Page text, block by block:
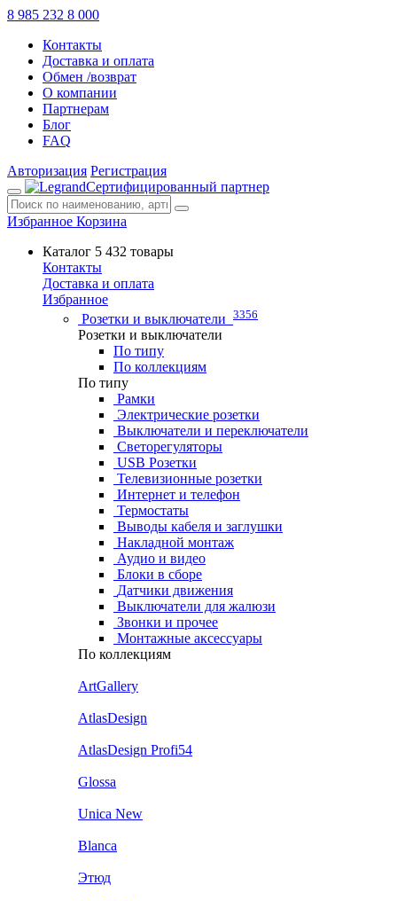
8 985 232 8 000
Контакты
Доставка и оплата
Обмен /возврат
О компании
Партнерам
Блог
FAQ
Авторизация Регистрация
Сертифицированный партнер
Избранное Корзина
Каталог 5 432 товары
Контакты
Доставка и оплата
Избранное
Розетки и выключатели 3356
Розетки и выключатели
По типу
По коллекциям
По типу
Рамки
Электрические розетки
Выключатели и переключатели
Светорегуляторы
USB Розетки
Телевизионные розетки
Интернет и телефон
Термостаты
Выводы кабеля и заглушки
Накладной монтаж
Аудио и видео
Блоки в сборе
Датчики движения
Выключатели для жалюзи
Звонки и прочее
Монтажные аксессуары
По коллекциям
ArtGallery
AtlasDesign
AtlasDesign Profi54
Glossa
Unica New
Blanca
Этюд